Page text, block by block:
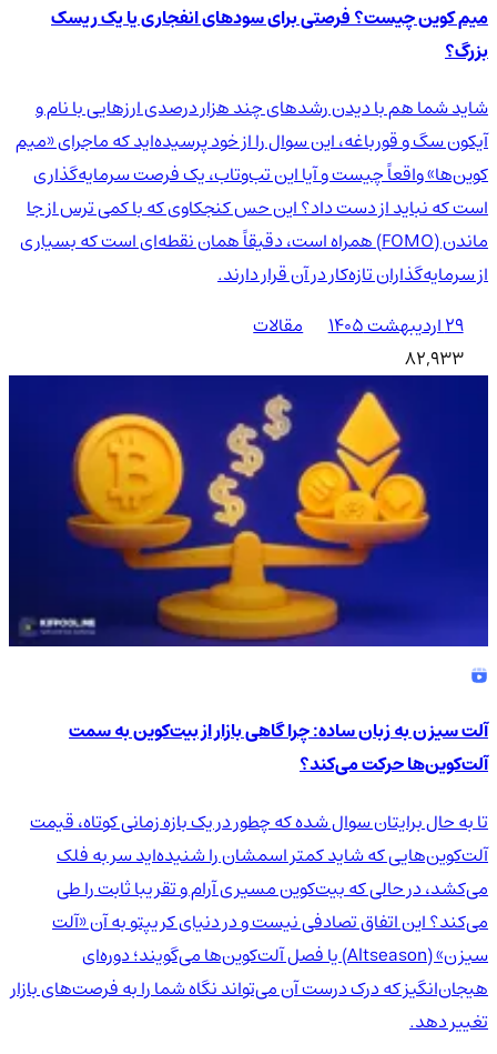
میم کوین چیست؟ فرصتی برای سودهای انفجاری یا یک ریسک
بزرگ؟
شاید شما هم با دیدن رشدهای چند هزار درصدی ارزهایی با نام و
آیکون سگ و قورباغه، این سوال را از خود پرسیده‌اید که ماجرای «میم
کوین‌ها» واقعاً چیست و آیا این تب‌وتاب، یک فرصت سرمایه‌گذاری
است که نباید از دست داد؟ این حس کنجکاوی که با کمی ترس از جا
ماندن (FOMO) همراه است، دقیقاً همان نقطه‌ای است که بسیاری
از سرمایه‌گذاران تازه‌کار در آن قرار دارند.
۲۹ اردیبهشت ۱۴۰۵
مقالات
82,933
آلت سیزن به زبان ساده: چرا گاهی بازار از بیت‌کوین به سمت
آلت‌کوین‌ها حرکت می‌کند؟
تا به حال برایتان سوال شده که چطور در یک بازه زمانی کوتاه، قیمت
آلت‌کوین‌هایی که شاید کمتر اسمشان را شنیده‌اید سر به فلک
می‌کشد، در حالی که بیت‌کوین مسیری آرام و تقریبا ثابت را طی
می‌کند؟ این اتفاق تصادفی نیست و در دنیای کریپتو به آن «آلت
سیزن» (Altseason) یا فصل آلت‌کوین‌ها می‌گویند؛ دوره‌ای
هیجان‌انگیز که درک درست آن می‌تواند نگاه شما را به فرصت‌های بازار
تغییر دهد.